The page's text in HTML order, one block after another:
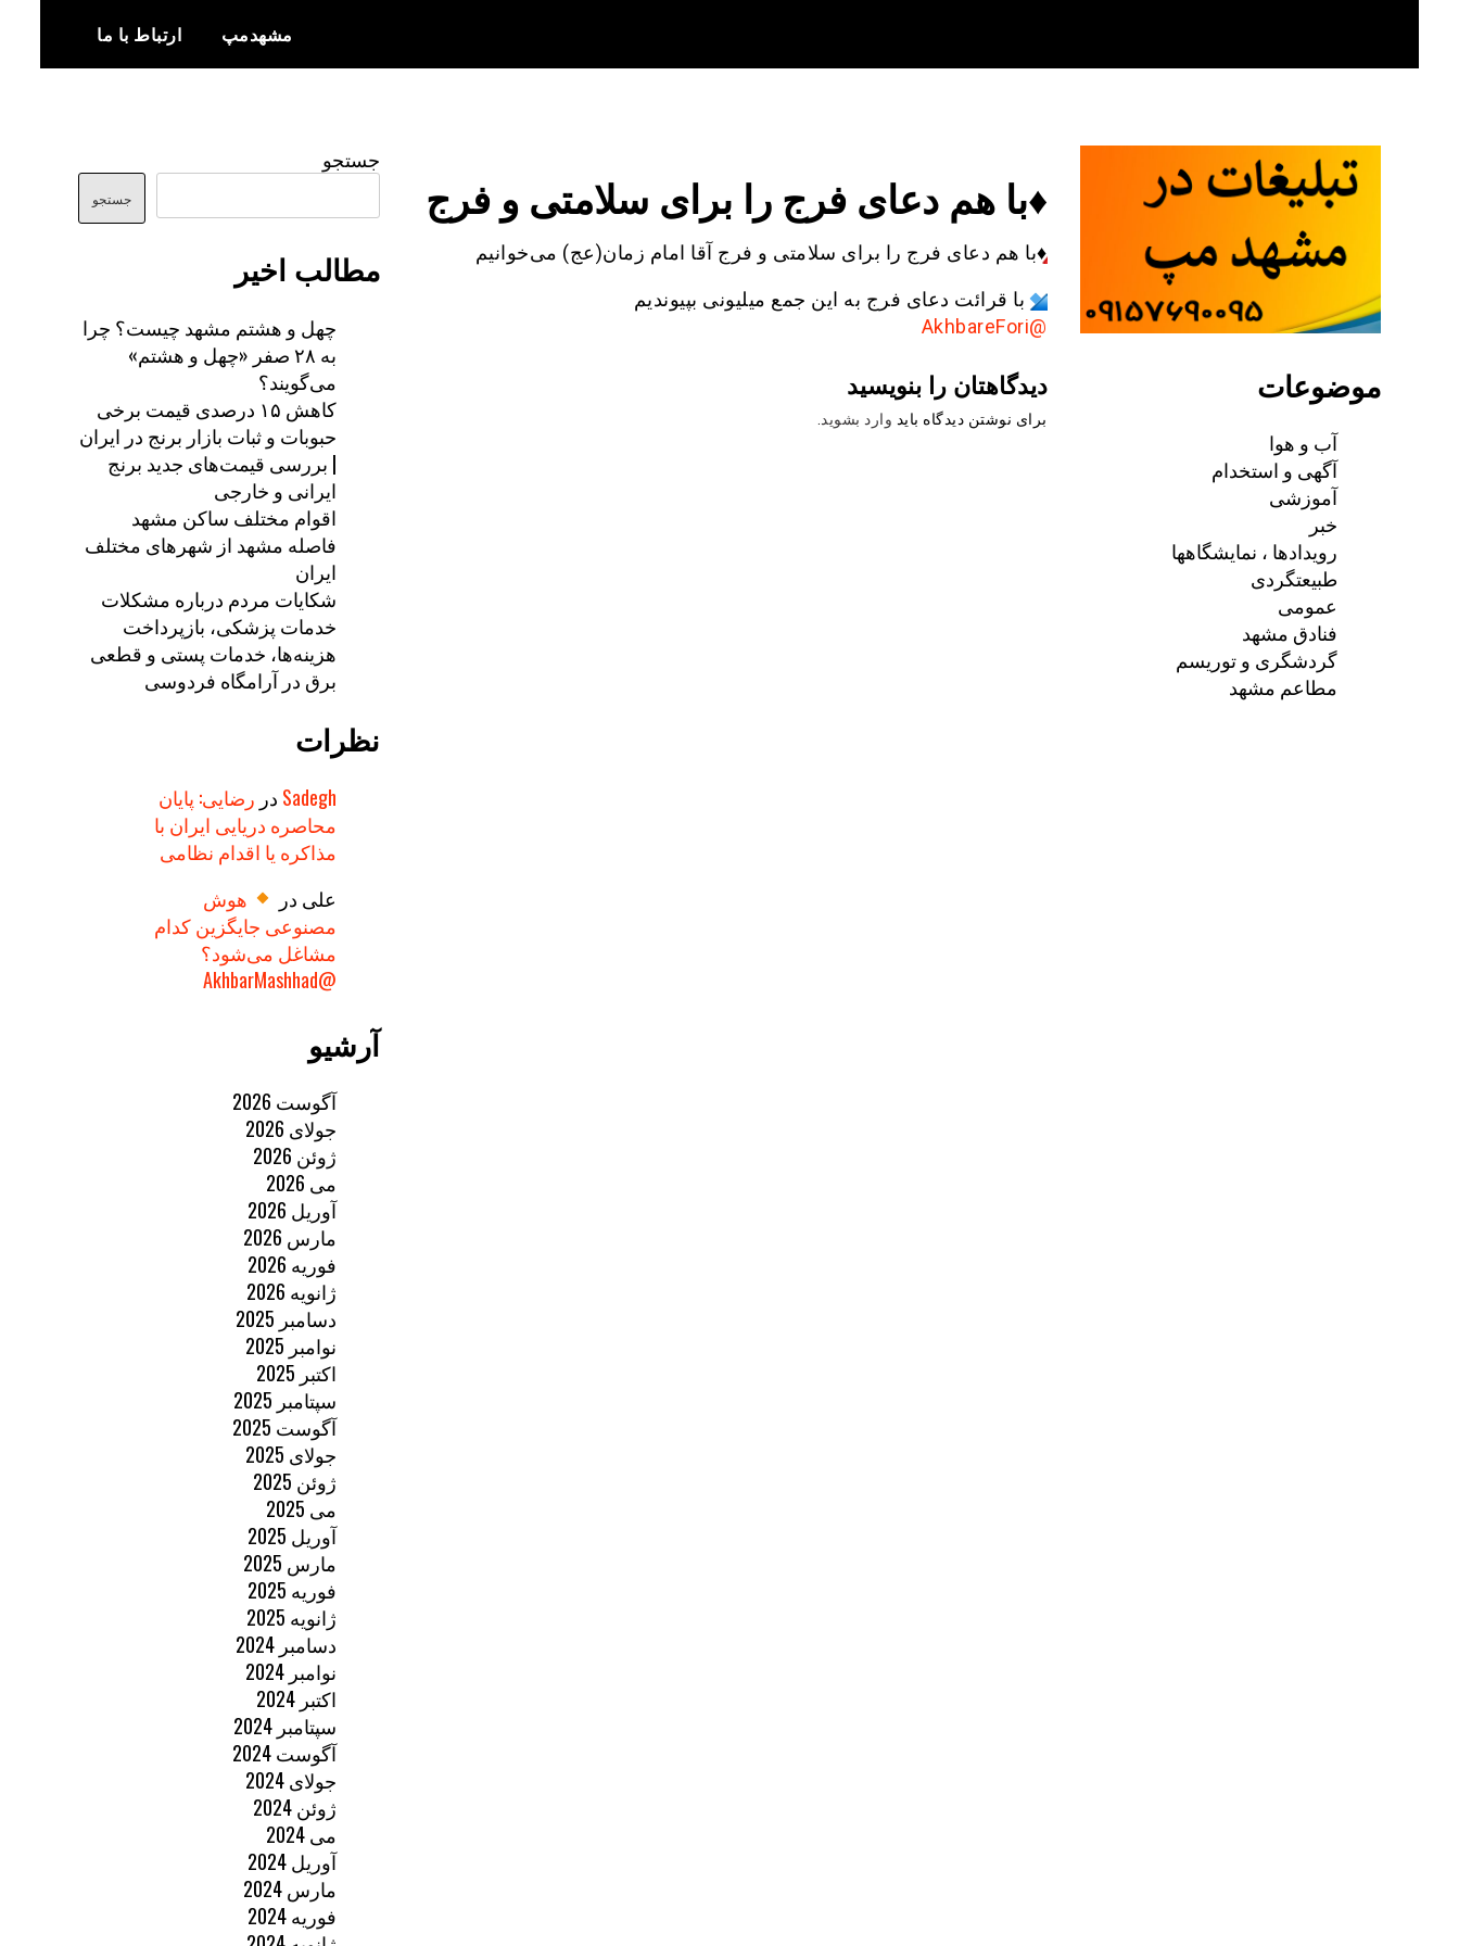
content
مشهدمپ ارتباط با ما
♦️با هم دعای فرج را برای سلامتی و فرج
♦️با هم دعای فرج را برای سلامتی و فرج آقا امام زمان(عج) می‌خوانیم
با قرائت دعای فرج به این جمع میلیونی بپیوندیم
@AkhbareFori
دیدگاهتان را بنویسید
برای نوشتن دیدگاه باید وارد بشوید
جستجو
جستجو
مطالب اخیر
چهل و هشتم مشهد چیست؟ چرا
به ۲۸ صفر «چهل و هشتم»
می‌گویند؟
کاهش ۱۵ درصدی قیمت برخی
حبوبات و ثبات بازار برنج در ایران
| بررسی قیمت‌های جدید برنج
ایرانی و خارجی
اقوام مختلف ساکن مشهد
فاصله مشهد از شهرهای مختلف
ایران
شکایات مردم درباره مشکلات
خدمات پزشکی، بازپرداخت
هزینه‌ها، خدمات پستی و قطعی
برق در آرامگاه فردوسی
نظرات
Sadegh در رضایی: پایان
محاصره دریایی ایران با
مذاکره یا اقدام نظامی
علی در
هوش
مصنوعی جایگزین کدام
مشاغل می‌شود؟
@AkhbarMashhad
آرشیو
آگوست 2026
جولای 2026
ژوئن 2026
می 2026
آوریل 2026
مارس 2026
فوریه 2026
ژانویه 2026
دسامبر 2025
نوامبر 2025
اکتبر 2025
سپتامبر 2025
آگوست 2025
جولای 2025
ژوئن 2025
می 2025
آوریل 2025
مارس 2025
فوریه 2025
ژانویه 2025
دسامبر 2024
نوامبر 2024
اکتبر 2024
سپتامبر 2024
آگوست 2024
جولای 2024
ژوئن 2024
می 2024
آوریل 2024
مارس 2024
فوریه 2024
موضوعات
آب و هوا
آگهی و استخدام
آموزشی
خبر
رویدادها ، نمایشگاهها
طبیعتگردی
عمومی
فنادق مشهد
گردشگری و توریسم
مطاعم مشهد